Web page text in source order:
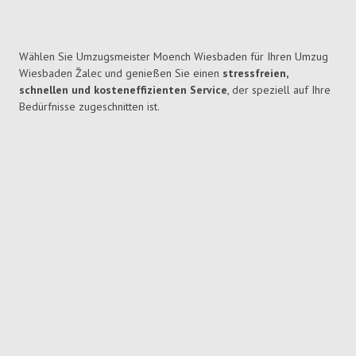
Wählen Sie Umzugsmeister Moench Wiesbaden für Ihren Umzug
Wiesbaden Žalec und genießen Sie einen stressfreien,
schnellen und kosteneffizienten Service, der speziell auf Ihre
Bedürfnisse zugeschnitten ist.